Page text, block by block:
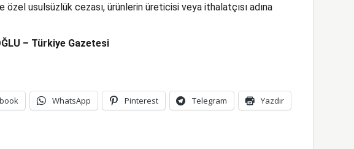
özel usulsüzlük cezası, ürünlerin üreticisi veya ithalatçısı adına
– Türkiye Gazetesi
WhatsApp Pinterest Telegram Yazdır